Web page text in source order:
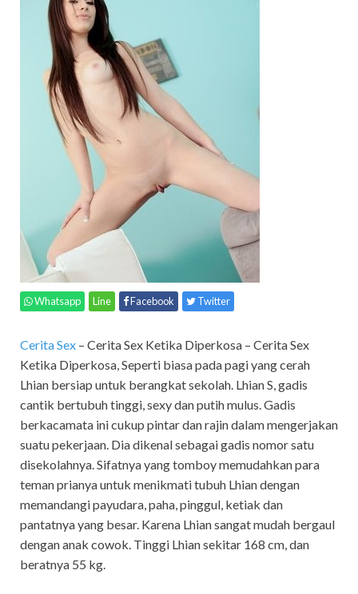
Whatsapp Line Facebook Twitter
Cerita Sex – Cerita Sex Ketika Diperkosa – Cerita Sex
Ketika Diperkosa, Seperti biasa pada pagi yang cerah
Lhian bersiap untuk berangkat sekolah. Lhian S, gadis
cantik bertubuh tinggi, sexy dan putih mulus. Gadis
berkacamata ini cukup pintar dan rajin dalam mengerjakan
suatu pekerjaan. Dia dikenal sebagai gadis nomor satu
disekolahnya. Sifatnya yang tomboy memudahkan para
teman prianya untuk menikmati tubuh Lhian dengan
memandangi payudara, paha, pinggul, ketiak dan
pantatnya yang besar. Karena Lhian sangat mudah bergaul
dengan anak cowok. Tinggi Lhian sekitar 168 cm, dan
beratnya 55 kg.